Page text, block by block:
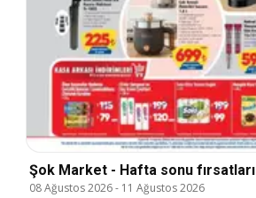
Şok Market - Hafta sonu fırsatları
08 Ağustos 2026- 11 Ağustos 2026